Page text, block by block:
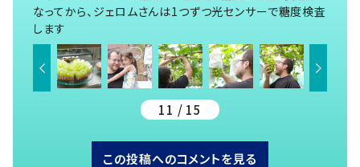
なってから、ジェロムさんは1つずつ光センサーで糖度検査
します
11 / 15
この投稿へのコメントを見る